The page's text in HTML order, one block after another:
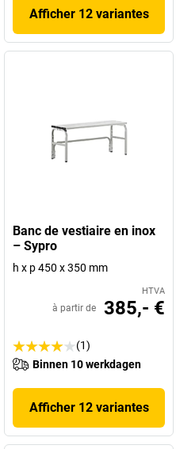
Afficher 12 variantes
Banc de vestiaire en inox
– Sypro
h x p 450 x 350 mm
HTVA
à partir de 385,- €
(1)
Binnen 10 werkdagen
Afficher 12 variantes